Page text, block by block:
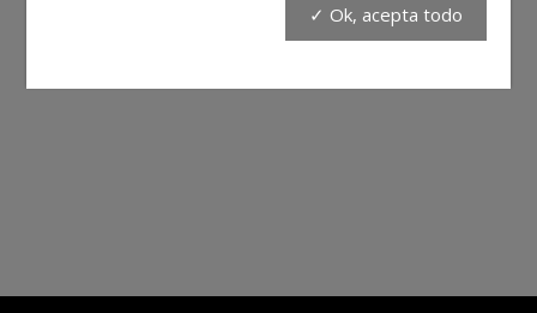
✓ Ok, acepta todo